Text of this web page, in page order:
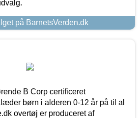
på BarnetsVerden.dk
B Corp certificeret
børn i alderen 0-12 år på til al
overtøj er produceret af